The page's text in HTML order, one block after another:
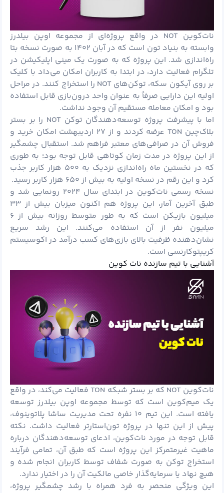
نات‌کوین NOT در واقع پروژه‌ای از مجموعه اوپن بیلدرز
وابسته به بنیاد تون است که در آبان ۱۴۰۲ به صورت نسخه بتا
راه‌اندازی شد. این پروژه که به صورت یک مینی ‌اپلیکیشن در
تلگرام فعالیت دارد، در ابتدا به کاربران امکان می‌داد با کلیک
بر روی آیکون سکه، توکن‌های NOT را استخراج کنند. در مراحل
اولیه این دارایی صرفاً به عنوان واحد درون‌بازی قابل استفاده
بود و امکان معامله مستقیم آن وجود نداشت.
اما با پیشرفت پروژه توسعه‌دهندگان توکن NOT را بر بستر
بلاک‌چین TON عرضه کردند و از ۲۷ اردیبهشت امکان خرید و
فروش آن در صرافی‌های معتبر فراهم شد. استقبال چشمگیر
از این پروژه در مدت زمان کوتاهی قابل توجه بود؛ به طوری
که در نخستین ماه راه‌اندازی نزدیک به ۵۰۰ هزار کاربر جذب
کرد و این رقم در نسخه اولیه به بیش از ۶۵۰ هزار کاربر رسید.
نسخه رسمی نات‌کوین در ابتدای سال ۲۰۲۴ رونمایی شد و
طبق آخرین آمار، این پروژه هم اکنون میزبان بیش از ۳۳
میلیون بازیکن است که به طور متوسط روزانه بیش از ۶
میلیون نفر از آن استفاده می‌کنند. این رشد سریع
نشان‌دهنده ظرفیت بالای بازی‌های کسب درآمد در اکوسیستم
کریپتوکارنسی است.
آشنایی با تیم سازنده نات کوین
نات‌کوین NOT که بر بستر شبکه TON فعالیت می‌کند، در واقع
یک میم‌کوین است که توسط مجموعه اوپن بیلدرز توسعه
یافته است. این تیم ۱۰ نفره تحت مدیریت ساشا پلاتوینوف،
پیش از این تنها در پروژه تون‌استارتر فعالیت داشت. نکته
قابل توجه در مورد نات‌کوین، ادعای توسعه‌دهندگان درباره
ماهیت غیرمتمرکز این پروژه است که طبق آن، تمامی فرآیند
استخراج توکن به صورت شفاف توسط کاربران انجام شده و
هیچ نهاد یا سرمایه‌گذار خاصی مالکیت آن را در اختیار ندارد.
این ویژگی منحصر به فرد همراه با رشد چشمگیر پروژه،